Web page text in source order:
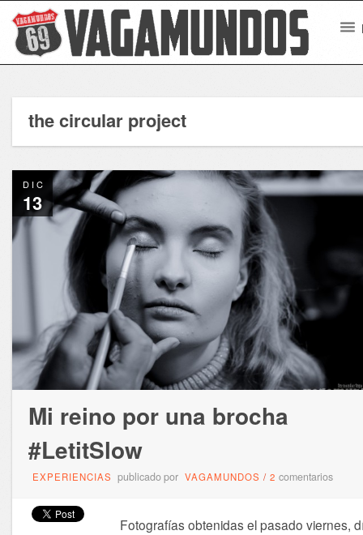
the circular project
DIC
13
Mi reino por una brocha
#LetitSlow
EXPERIENCIAS publicado por VAGAMUNDOS / 2 comentarios
Fotografías obtenidas el pasado viernes,